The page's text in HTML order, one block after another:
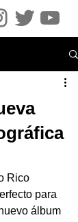
Rico
para
álbum